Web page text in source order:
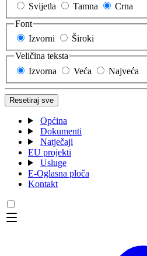
Svijetla
Tamna
Crna
Font
Izvorni
Široki
Veličina teksta
Izvorna
Veća Najveća
Resetiraj sve
Općina
Dokumenti
Natječaji
EU projekti
Usluge
E-Oglasna ploča
Kontakt